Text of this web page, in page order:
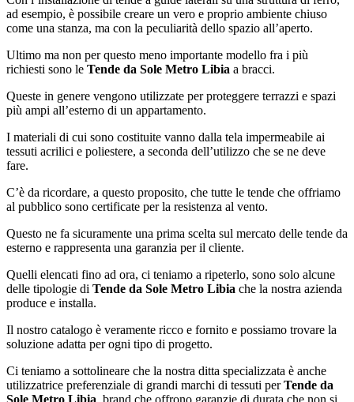
ad esempio, è possibile creare un vero e proprio ambiente chiuso
come una stanza, ma con la peculiarità dello spazio all’aperto.
Ultimo ma non per questo meno importante modello fra i più
richiesti sono le Tende da Sole Metro Libia a bracci.
Queste in genere vengono utilizzate per proteggere terrazzi e spazi
più ampi all’esterno di un appartamento.
I materiali di cui sono costituite vanno dalla tela impermeabile ai
tessuti acrilici e poliestere, a seconda dell’utilizzo che se ne deve
fare.
C’è da ricordare, a questo proposito, che tutte le tende che offriamo
al pubblico sono certificate per la resistenza al vento.
Questo ne fa sicuramente una prima scelta sul mercato delle tende da
esterno e rappresenta una garanzia per il cliente.
Quelli elencati fino ad ora, ci teniamo a ripeterlo, sono solo alcune
delle tipologie di Tende da Sole Metro Libia che la nostra azienda
produce e installa.
Il nostro catalogo è veramente ricco e fornito e possiamo trovare la
soluzione adatta per ogni tipo di progetto.
Ci teniamo a sottolineare che la nostra ditta specializzata è anche
utilizzatrice preferenziale di grandi marchi di tessuti perTende da
Sole Metro Libia, brand che offrono garanzie di durata che non si